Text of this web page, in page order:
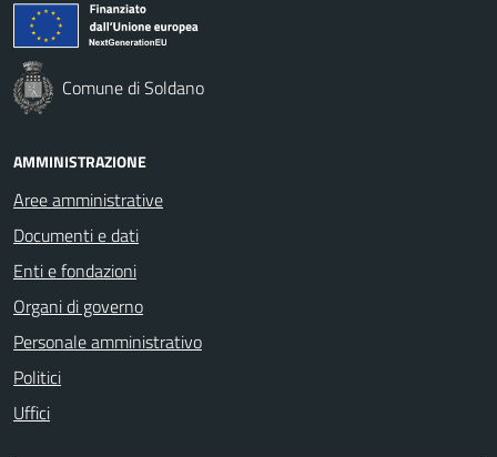
Comune di Soldano
AMMINISTRAZIONE
Aree amministrative
Documenti e dati
Enti e fondazioni
Organi di governo
Personale amministrativo
Politici
Uffici